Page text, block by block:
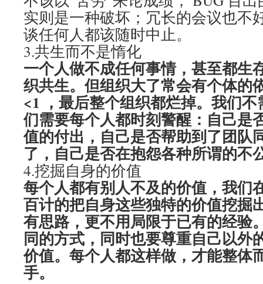
实则是一种破坏；冗长的会议也不
谈任何人都该随时中止。
3.共生而不是惰化
一个人做不成任何事情，甚至都生
织共生。但组织大了常会有个体的
<1 ，最后整个组织都烂掉。我们
们需要每个人都时刻警醒：自己是
值的付出，自己是否帮助到了团队
了，自己是否在抱怨各种所谓的不
4.挖掘自身的价值
每个人都有别人不及的价值，我们
百计的把自身这些独特的价值挖掘
有思路，更不用局限于已有的经验
同的方式，同时也要尊重自己以外
价值。每个人都这样做，才能整体
手。